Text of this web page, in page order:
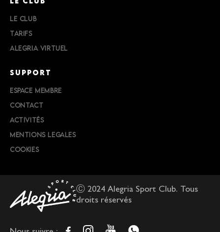
LE CLUB
TARIFS
ALEGRIA VIRTUEL
SUPPORT
ESPACE MEMBRE
CONTACT
ACTIVITÉS
MENTIONS LEGALES
COOKIES
Ⓒ 2024 Alegria Sport Club. Tous
droits réservés